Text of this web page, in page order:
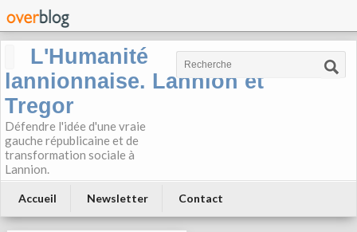
L'Humanité
lannionnaise. Lannion et
Tregor
Défendre l'idée d'une vraie
gauche républicaine et de
transformation sociale à
Lannion.
Accueil Newsletter Contact